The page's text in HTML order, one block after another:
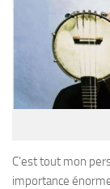
C’est tout mon
importance